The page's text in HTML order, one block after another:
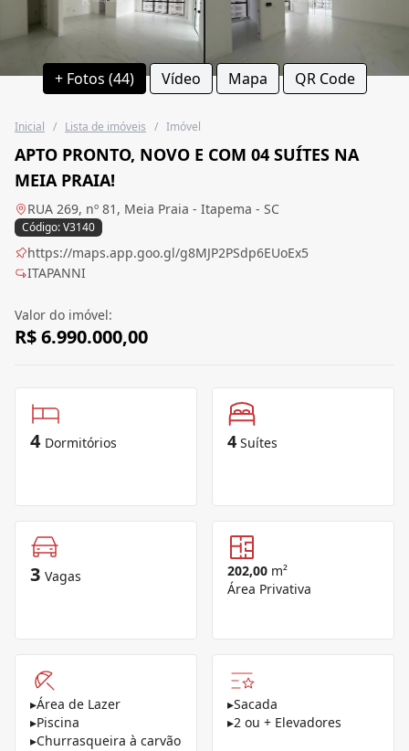
+ Fotos (44) Vídeo Mapa QR Code
Inicial / Lista de imóveis / Imóvel
APTO PRONTO, NOVO E COM 04 SUÍTES NA
MEIA PRAIA!
RUA 269, nº 81, Meia Praia - Itapema - SC
Código: V3140
https://maps.app.goo.gl/g8MJP2PSdp6EUoEx5
ITAPANNI
Valor do imóvel:
R$ 6.990.000,00
4 Dormitórios 4 Suítes
3 Vagas 202,00 m²
Área Privativa
▸Área de Lazer
▸Piscina
▸Churrasqueira à carvão
▸Sacada
▸2 ou + Elevadores